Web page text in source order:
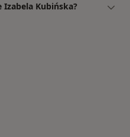
Izabela Kubińska?